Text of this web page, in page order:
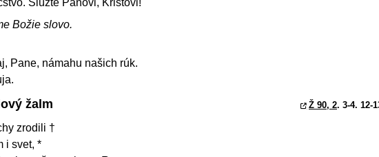
Slúžte Pánovi, Kristovi!
Božie slovo.
Pane, námahu našich rúk.
žalm Ž 90, 2. 3-4. 12-
zrodili †
i svet, *